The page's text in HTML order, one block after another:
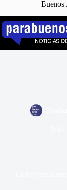
Buenos
Saltar
contenido